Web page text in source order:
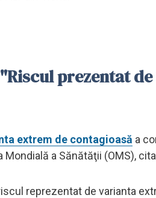
"Riscul prezentat
extrem de contagioasă a
a Sănătăţii (OMS),
reprezentat de varianta